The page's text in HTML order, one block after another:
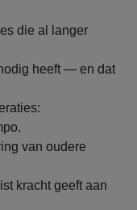
die al langer
heeft — en dat
van oudere
kracht geeft aan